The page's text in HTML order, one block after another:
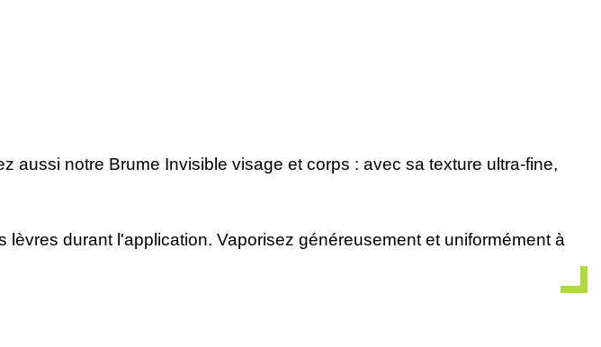
aussi notre Brume Invisible visage et corps : avec sa texture ultra-fine,
durant l'application. Vaporisez généreusement et uniformément à